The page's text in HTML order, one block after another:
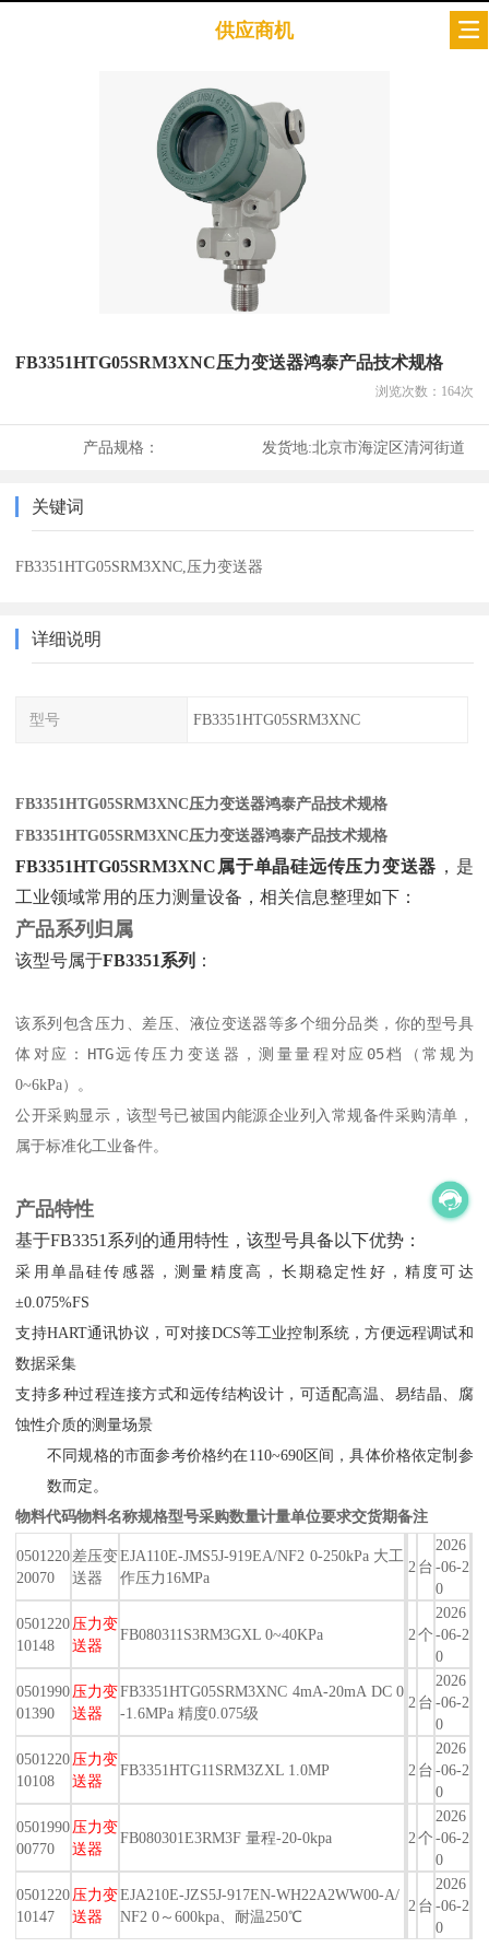
供应商机
FB3351HTG05SRM3XNC压力变送器鸿泰产品技术规格
浏览次数： 164次
产品规格： 发货地:北京市海淀区清河街道
关键词
FB3351HTG05SRM3XNC,压力变送器
详细说明
型号 FB3351HTG05SRM3XNC
FB3351HTG05SRM3XNC压力变送器鸿泰产品技术规格
FB3351HTG05SRM3XNC压力变送器鸿泰产品技术规格
FB3351HTG05SRM3XNC属于单晶硅远传压力变送器 ‌，是
工业领域常用的压力测量设备，相关信息整理如下：
产品系列归属
该型号属于‌FB3351系列 ‌：
该系列包含压力、差压、液位变送器等多个细分品类，你的型号具
体对应： HTG远传压力变送器，测量量程对应 05档（常规为
0~6kPa）。
公开采购显示，该型号已被国内能源企业列入常规备件采购清单，
属于标准化工业备件。
产品特性
基于FB3351系列的通用特性，该型号具备以下优势：
采用单晶硅传感器，测量精度高，长期稳定性好，精度可达
±0.075%FS
支持HART通讯协议，可对接DCS等工业控制系统，方便远程调试和
数据采集
支持多种过程连接方式和远传结构设计，可适配高温、易结晶、腐
蚀性介质的测量场景
不同规格的市面参考价格约在110~690区间，具体价格依定制参
数而定。
物料代码物料名称规格型号采购数量计量单位要求交货期备注
0501220
20070
差压变
送器
EJA110E-JMS5J-919EA/NF2 0-250kPa 大工
作压力16MPa
2台
2026
-06-2
0
0501220
10148
压力变
送器
FB080311S3RM3GXL 0~40KPa 2个
2026
-06-2
0
0501990
01390
压力变
送器
FB3351HTG05SRM3XNC 4mA-20mA DC 0
-1.6MPa 精度0.075级
2台
2026
-06-2
0
0501220
10108
压力变
送器
FB3351HTG11SRM3ZXL 1.0MP 2台
2026
-06-2
0
0501990
00770
压力变
送器
FB080301E3RM3F 量程-20-0kpa 2个
2026
-06-2
0
0501220
10147
压力变
送器
EJA210E-JZS5J-917EN-WH22A2WW00-A/
NF2 0～600kpa、耐温250℃
2台
2026
-06-2
0